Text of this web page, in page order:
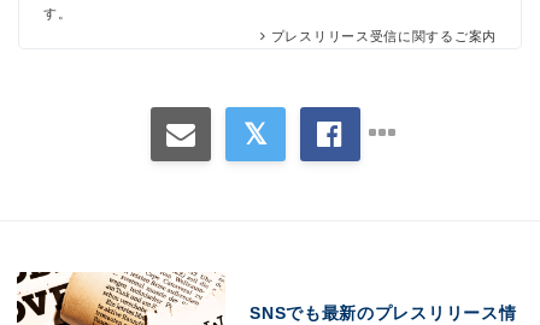
す。
プレスリリース受信に関するご案内
SNSでも最新のプレスリリース情